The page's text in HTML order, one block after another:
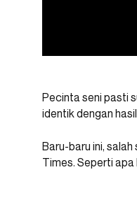
Pecinta seni pasti
identik dengan
Baru-baru ini,
Times. Seperti